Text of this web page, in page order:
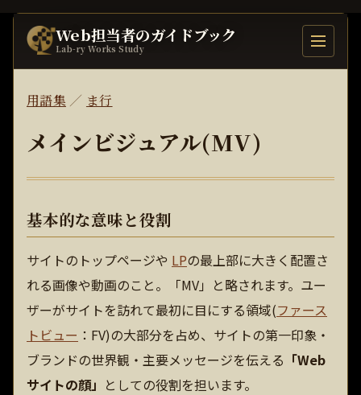
Web担当者のガイドブック
Lab-ry Works Study 目次を開
用語集／ ま行
メインビジュアル(MV)
基本的な意味と役割
サイトのトップページや LPの最上部に大きく配置さ
れる画像や動画のこと。「MV」と略されます。ユー
ザーがサイトを訪れて最初に目にする領域(ファース
トビュー ：FV)の大部分を占め、サイトの第一印象・
ブランドの世界観・主要メッセージを伝える 「Web
サイトの顔」 としての役割を担います。